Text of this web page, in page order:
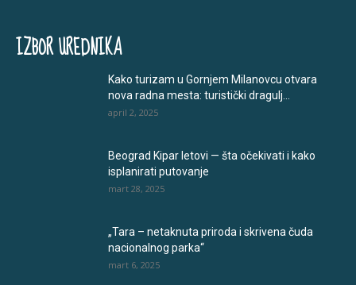
IZBOR UREDNIKA
Kako turizam u Gornjem Milanovcu otvara
nova radna mesta: turistički dragulj...
april 2, 2025
Beograd Kipar letovi — šta očekivati i kako
isplanirati putovanje
mart 28, 2025
„Tara – netaknuta priroda i skrivena čuda
nacionalnog parka“
mart 6, 2025